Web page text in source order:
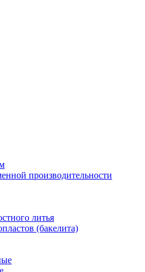
производительности
литья
(бакелита)